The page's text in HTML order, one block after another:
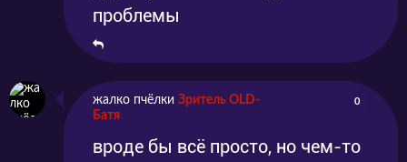
проблемы
жалко пчёлки Зритель OLD-
Батя
0
вроде бы всё просто, но чем-то